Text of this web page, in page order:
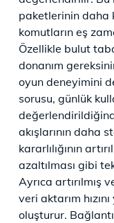
paketlerinin daha
komutların eş
Özellikle bulut
donanım
oyun deneyimini
sorusu, günlük
akışlarının daha
kararlılığının
azaltılması gibi
Ayrıca artırılmış
veri aktarım
oluşturur.